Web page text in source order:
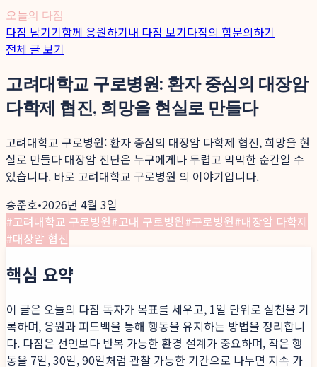
오늘의 다짐
다짐 남기기함께 응원하기내 다짐 보기다짐의 힘문의하기
전체 글 보기
고려대학교 구로병원: 환자 중심의 대장암
다학제 협진, 희망을 현실로 만들다
고려대학교 구로병원: 환자 중심의 대장암 다학제 협진, 희망을 현
실로 만들다 대장암 진단은 누구에게나 두렵고 막막한 순간일 수
있습니다. 바로 고려대학교 구로병원 의 이야기입니다.
송준호•2026년 4월 3일
#고려대학교 구로병원#고대 구로병원#구로병원#대장암 다학제
#대장암 협진
핵심 요약
이 글은 오늘의 다짐 독자가 목표를 세우고, 1일 단위로 실천을 기
록하며, 응원과 피드백을 통해 행동을 유지하는 방법을 정리합니
다. 다짐은 선언보다 반복 가능한 환경 설계가 중요하며, 작은 행
동을 7일, 30일, 90일처럼 관찰 가능한 기간으로 나누면 지속 가